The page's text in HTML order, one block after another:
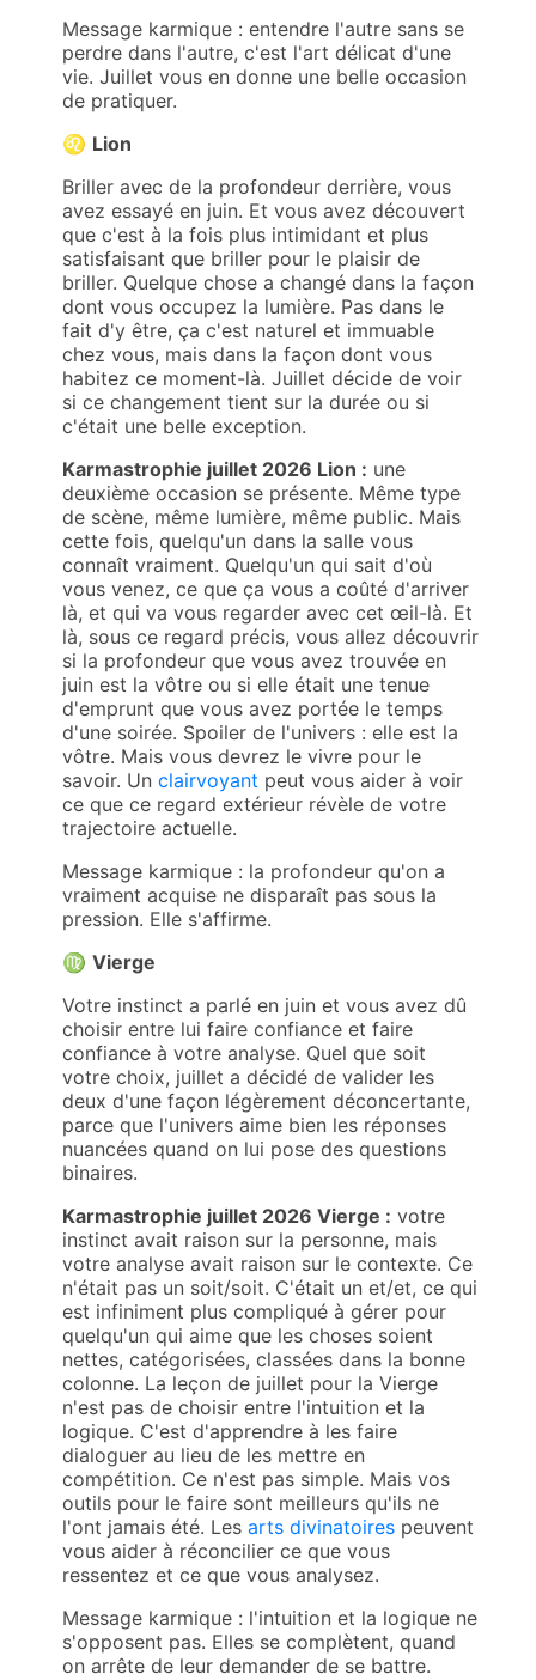
Message karmique : entendre l'autre sans se
perdre dans l'autre, c'est l'art délicat d'une
vie. Juillet vous en donne une belle occasion
de pratiquer.
♌ Lion
Briller avec de la profondeur derrière, vous
avez essayé en juin. Et vous avez découvert
que c'est à la fois plus intimidant et plus
satisfaisant que briller pour le plaisir de
briller. Quelque chose a changé dans la façon
dont vous occupez la lumière. Pas dans le
fait d'y être, ça c'est naturel et immuable
chez vous, mais dans la façon dont vous
habitez ce moment-là. Juillet décide de voir
si ce changement tient sur la durée ou si
c'était une belle exception.
Karmastrophie juillet 2026 Lion : une
deuxième occasion se présente. Même type
de scène, même lumière, même public. Mais
cette fois, quelqu'un dans la salle vous
connaît vraiment. Quelqu'un qui sait d'où
vous venez, ce que ça vous a coûté d'arriver
là, et qui va vous regarder avec cet œil-là. Et
là, sous ce regard précis, vous allez découvrir
si la profondeur que vous avez trouvée en
juin est la vôtre ou si elle était une tenue
d'emprunt que vous avez portée le temps
d'une soirée. Spoiler de l'univers : elle est la
vôtre. Mais vous devrez le vivre pour le
savoir. Un clairvoyant peut vous aider à voir
ce que ce regard extérieur révèle de votre
trajectoire actuelle.
Message karmique : la profondeur qu'on a
vraiment acquise ne disparaît pas sous la
pression. Elle s'affirme.
♍ Vierge
Votre instinct a parlé en juin et vous avez dû
choisir entre lui faire confiance et faire
confiance à votre analyse. Quel que soit
votre choix, juillet a décidé de valider les
deux d'une façon légèrement déconcertante,
parce que l'univers aime bien les réponses
nuancées quand on lui pose des questions
binaires.
Karmastrophie juillet 2026 Vierge : votre
instinct avait raison sur la personne, mais
votre analyse avait raison sur le contexte. Ce
n'était pas un soit/soit. C'était un et/et, ce qui
est infiniment plus compliqué à gérer pour
quelqu'un qui aime que les choses soient
nettes, catégorisées, classées dans la bonne
colonne. La leçon de juillet pour la Vierge
n'est pas de choisir entre l'intuition et la
logique. C'est d'apprendre à les faire
dialoguer au lieu de les mettre en
compétition. Ce n'est pas simple. Mais vos
outils pour le faire sont meilleurs qu'ils ne
l'ont jamais été. Les arts divinatoires peuvent
vous aider à réconcilier ce que vous
ressentez et ce que vous analysez.
Message karmique : l'intuition et la logique ne
s'opposent pas. Elles se complètent, quand
on arrête de leur demander de se battre.